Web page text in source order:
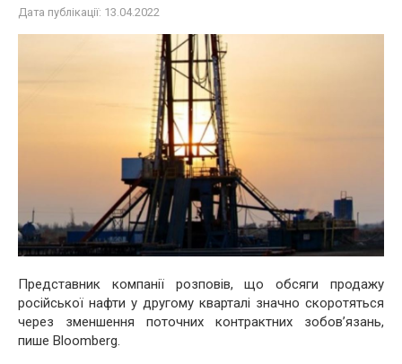
Дата публікації: 13.04.2022
Представник компанії розповів, що обсяги продажу
російської нафти у другому кварталі значно скоротяться
через зменшення поточних контрактних зобов’язань,
пише Bloomberg.